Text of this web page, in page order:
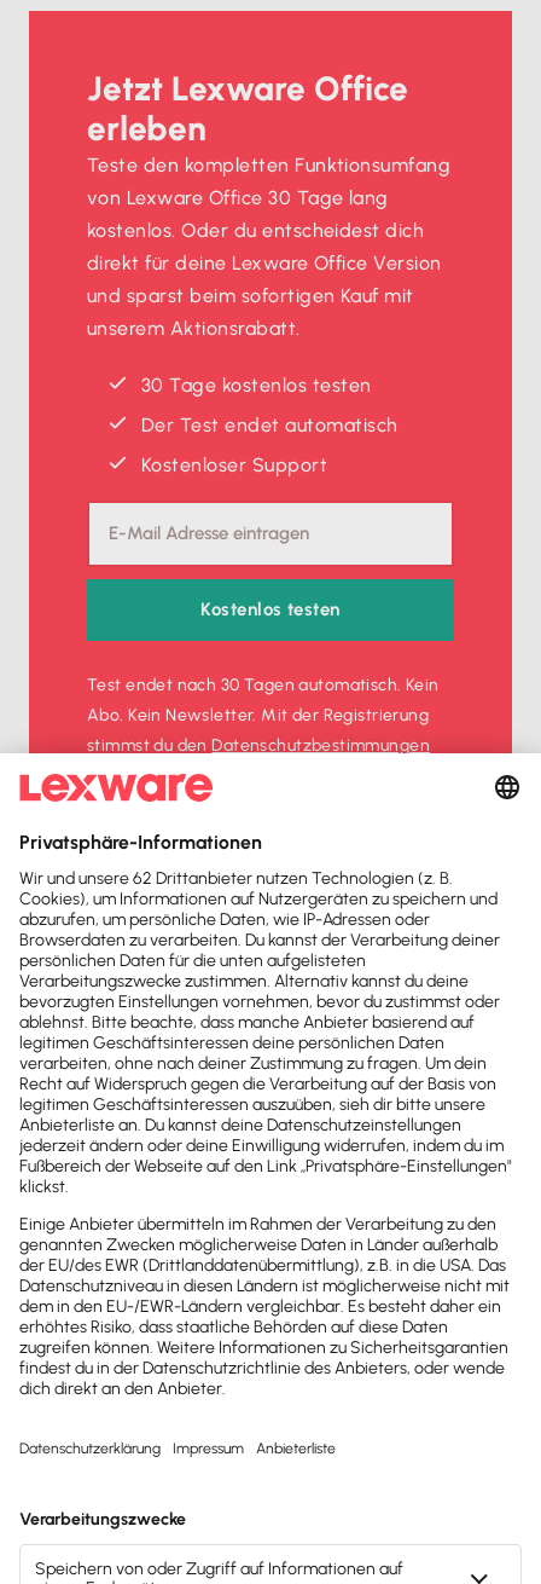
Jetzt Lexware Office
erleben
Teste den kompletten Funktionsumfang
von Lexware Office 30 Tage lang
kostenlos. Oder du entscheidest dich
direkt für deine Lexware Office Version
und sparst beim sofortigen Kauf mit
unserem Aktionsrabatt.
30 Tage kostenlos testen
Der Test endet automatisch
Kostenloser Support
Kostenlos testen
Test endet nach 30 Tagen automatisch. Kein
Abo. Kein Newsletter. Mit der Registrierung
stimmst du denDatenschutz­bestimmungen
und denAGBzu.
Sofort50%
Newsletter
Brandheiße
News direkt in
dein Postfach
wichtige News zu
Gesetzesänderungen,
hilfreiche Praxis-Tipps und
kostenlose Tools für
Unternehmen erhalten?
Dann abonniere unseren